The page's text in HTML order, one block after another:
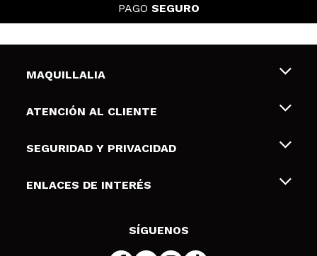
PAGO SEGURO
MAQUILLALIA
Sobre nosotros
Tarjetas de Regalo
ATENCIÓN AL CLIENTE
Envíos y devoluciones
Formas de pago
SEGURIDAD Y PRIVACIDAD
Terminos y condiciones de uso
Política de cookies
ENLACES DE INTERÉS
SÍGUENOS